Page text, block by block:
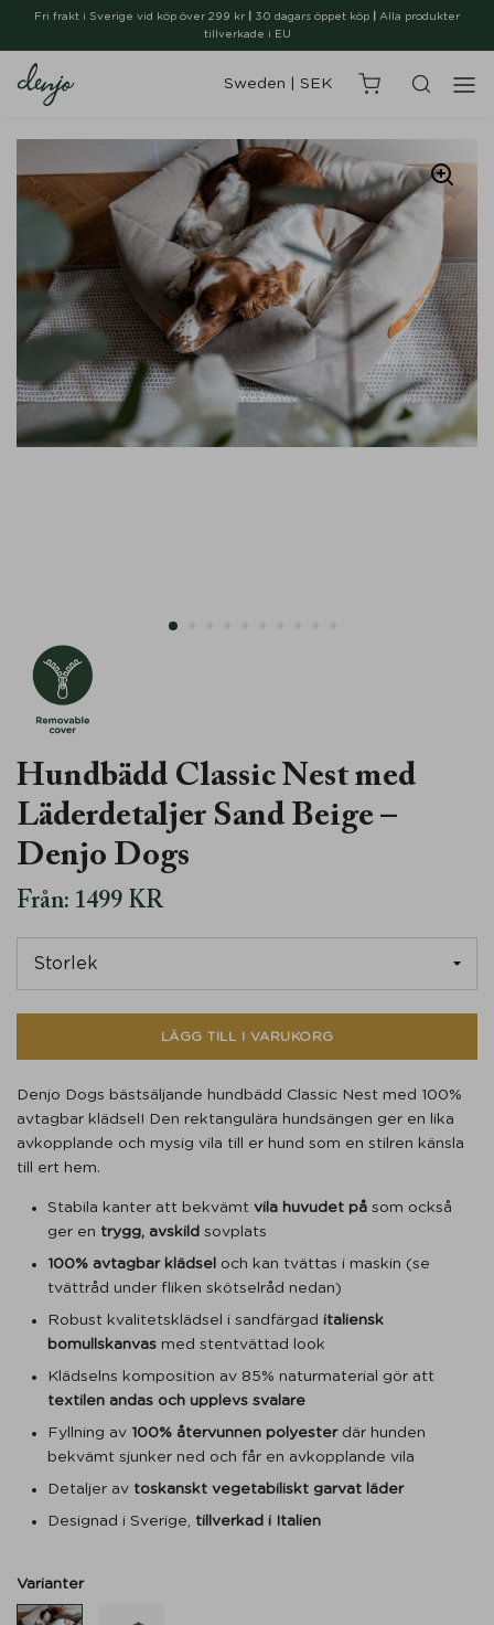
Fri frakt i Sverige vid köp över 299 kr 30 dagars öppet köp
Alla produkter
tillverkade i EU
Sweden SEK
Återvunnet Material
Hundbädd Classic Nest med
Läderdetaljer Sand Beige –
Denjo Dogs
Från: 1499 KR
Denjo Dogs bästsäljande hundbädd Classic Nest med 100%
avtagbar klädsel! Den rektangulära hundsängen ger en lika
avkopplande och mysig vila till er hund som en stilren känsla
till ert hem.
Stabila kanter att bekvämt vila huvudet på som också
ger en trygg, avskild sovplats
100% avtagbar klädsel och kan tvättas i maskin (se
tvättråd under fliken skötselråd nedan)
Robust kvalitetsklädsel i sandfärgad italiensk
bomullskanvas med stentvättad look
Klädselns komposition av 85% naturmaterial gör att
textilen andas och upplevs svalare
Fyllning av 100% återvunnen polyester där hunden
bekvämt sjunker ned och får en avkopplande vila
Detaljer av toskanskt vegetabiliskt garvat läder
Designad i Sverige, tillverkad i Italien
LÄGG TILL I VARUKORG
Varianter